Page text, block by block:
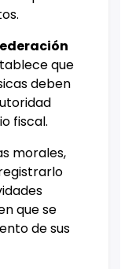
que
deben
fiscal.
morales,
que se
de sus